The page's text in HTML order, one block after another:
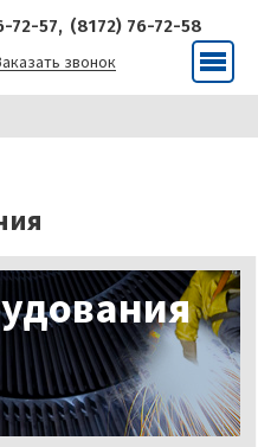
72-57, (8172) 76-72-58
звонок
Меню